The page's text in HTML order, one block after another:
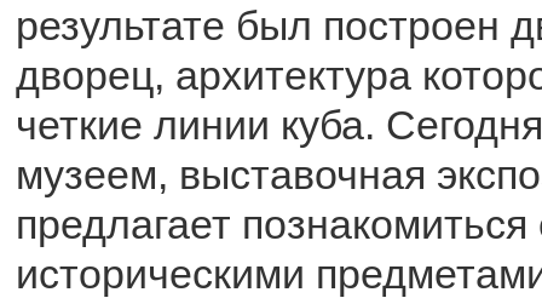
результате был построен
дворец, архитектура
четкие линии куба.
музеем, выставочная
предлагает
историческими